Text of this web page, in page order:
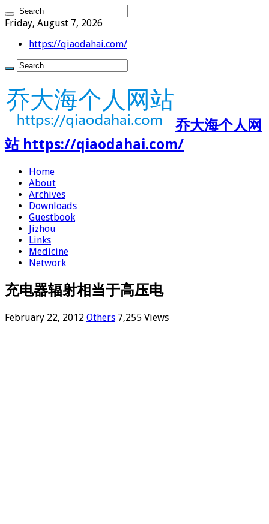
Friday, August 7, 2026
https://qiaodahai.com/
乔大海个人网
站 https://qiaodahai.com/
Home
About
Archives
Downloads
Guestbook
Jizhou
Links
Medicine
Network
充电器辐射相当于高压电
February 22, 2012 Others 7,255 Views